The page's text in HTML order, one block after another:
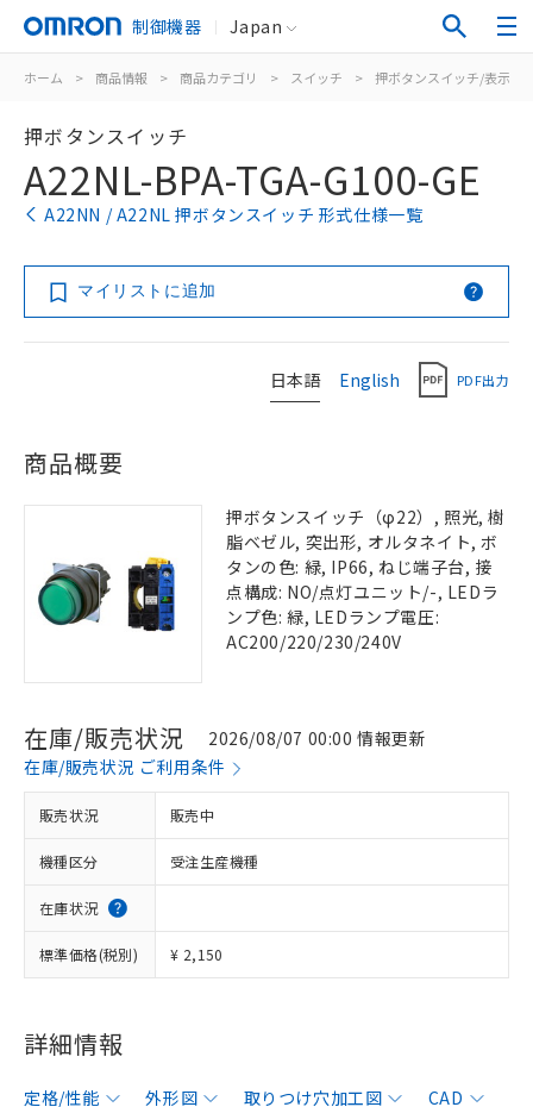
制御機器 Japan
ホーム > 商品情報 > 商品カテゴリ > スイッチ > 押ボタンスイッチ/表示灯
押ボタンスイッチ
A22NL-BPA-TGA-G100-GE
A22NN / A22NL 押ボタンスイッチ 形式仕様一覧
マイリストに追加
日本語 English PDF出力
商品概要
押ボタンスイッチ（φ22）, 照光, 樹
脂ベゼル, 突出形, オルタネイト, ボ
タンの色: 緑, IP66, ねじ端子台, 接
点構成: NO/点灯ユニット/-, LEDラ
ンプ色: 緑, LEDランプ電圧:
AC200/220/230/240V
在庫/販売状況
2026/08/07 00:00 情報更新
在庫/販売状況 ご利用条件
販売状況 販売中
機種区分 受注生産機種
在庫状況
標準価格(税別) ¥ 2,150
詳細情報
定格/性能 外形図 取りつけ穴加工図
CAD